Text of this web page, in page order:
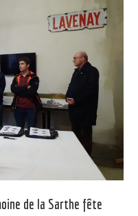
de la Sarthe fête